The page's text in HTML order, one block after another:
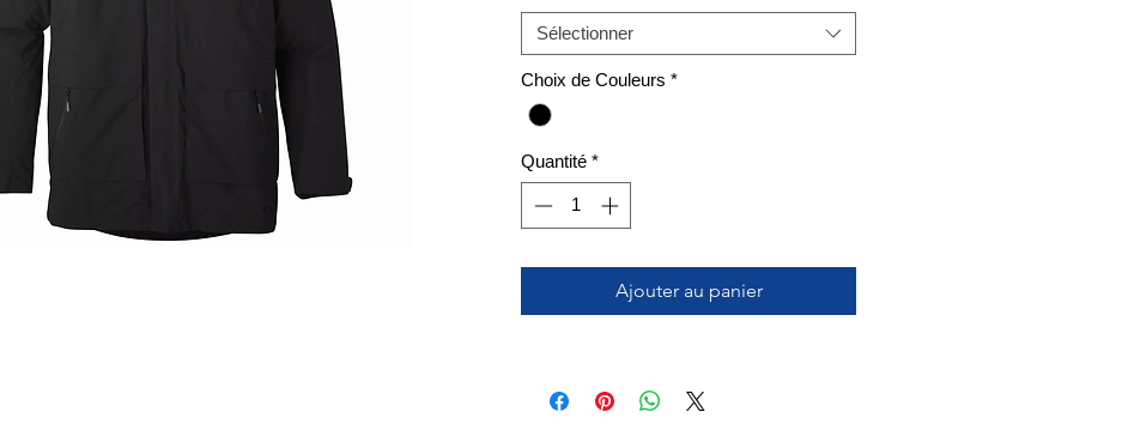
Sélectionner
Choix de Couleurs *
Quantité *
Ajouter au panier